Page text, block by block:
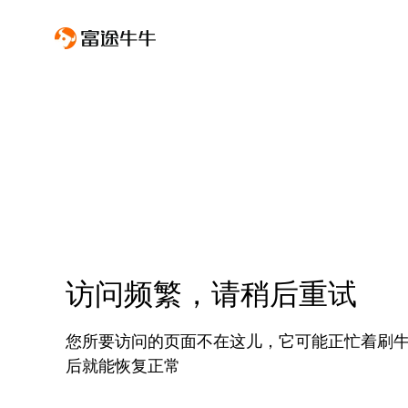
访问频繁，请稍后重试
您所要访问的页面不在这儿，它可能正忙着刷
后就能恢复正常